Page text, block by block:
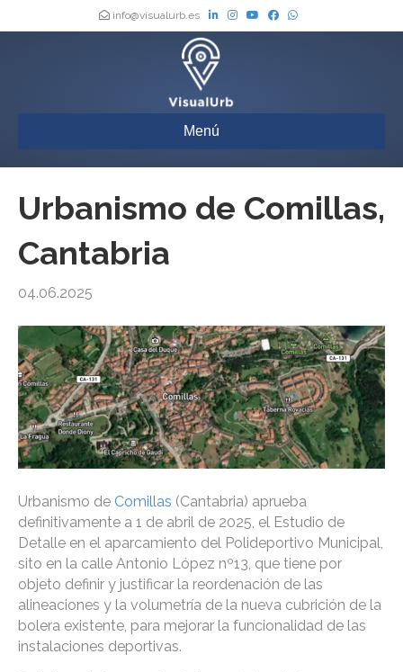
info@visualurb.es
Menú
Urbanismo de Comillas,
Cantabria
04.06.2025
Urbanismo de Comillas (Cantabria) aprueba
definitivamente a 1 de abril de 2025, el Estudio de
Detalle en el aparcamiento del Polideportivo Municipal,
sito en la calle Antonio López nº13, que tiene por
objeto definir y justificar la reordenación de las
alineaciones y la volumetría de la nueva cubrición de la
bolera existente, para mejorar la funcionalidad de las
instalaciones deportivas.